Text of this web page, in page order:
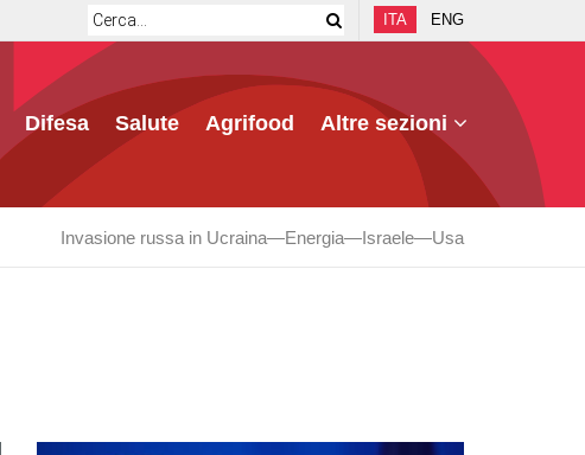
ITA ENG
Difesa Salute Agrifood Altre sezioni
Invasione russa in Ucraina Energia Israele Usa